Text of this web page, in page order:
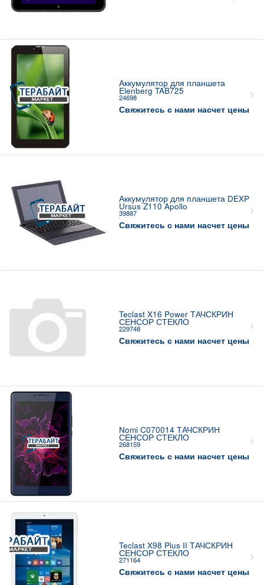
Аккумулятор для планшета
Elenberg TAB725
24698
Свяжитесь с нами насчет цены
Аккумулятор для планшета DEXP
Ursus Z110 Apollo
39887
Свяжитесь с нами насчет цены
Teclast X16 Power ТАЧСКРИН
СЕНСОР СТЕКЛО
229748
Свяжитесь с нами насчет цены
Nomi C070014 ТАЧСКРИН
СЕНСОР СТЕКЛО
268159
Свяжитесь с нами насчет цены
Teclast X98 Plus II ТАЧСКРИН
СЕНСОР СТЕКЛО
271164
Свяжитесь с нами насчет цены